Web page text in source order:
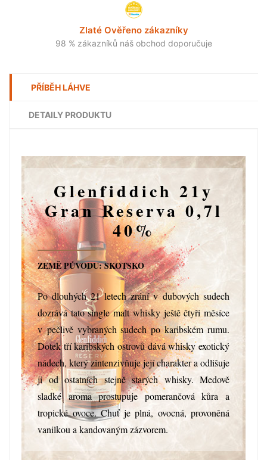
Zlaté Ověřeno zákazníky
98 % zákazníků náš obchod doporučuje
PŘÍBĚH LÁHVE
DETAILY PRODUKTU
Glenfiddich 21y
Gran Reserva 0,7l
40%
ZEMĚ PŮVODU: SKOTSKO
Po dlouhých 21 letech zrání v dubových sudech
dozrává tato single malt whisky ještě čtyři měsíce
v pečlivě vybraných sudech po karibském rumu.
Dotek tří karibských ostrovů dává whisky exotický
nádech, který zintenzivňuje její charakter a odlišuje
ji od ostatních stejně starých whisky. Medově
sladké aroma prostupuje pomerančová kůra a
tropické ovoce. Chuť je plná, ovocná, provoněná
vanilkou a kandovaným zázvorem.